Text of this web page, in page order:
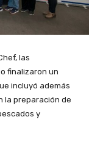
las
finalizaron un
incluyó además
la preparación de
y